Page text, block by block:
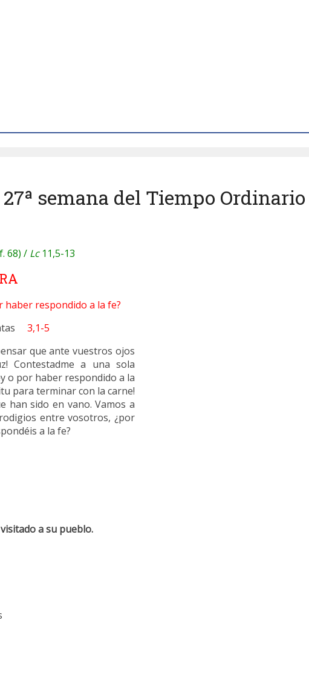
semana del Tiempo
68) / Lc11,5-13
haber respondido a la fe?
3,1-5
que ante vuestros ojos
Contestadme a una sola
o por haber respondido a la
para terminar con la carne!
han sido en vano. Vamos a
entre vosotros, ¿por
a la fe?
a su pueblo.